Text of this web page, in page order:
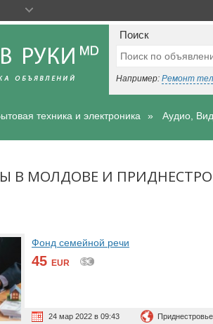
Поиск
Например: Ремонт
техника и электроника Аудио,
В МОЛДОВЕ И
Фонд семейной речи
45 EUR
24 мар 2022 в 09:43